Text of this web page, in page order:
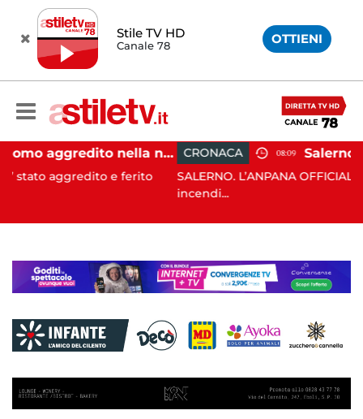
Stile TV HD
Canale 78 OTTIENI
Eboli, uomo aggredito nella notte: indagini in corso
e ferito
CRONACA 08:09
SALERNO. L’ANPANA OFFICIAL ODV ha segnalato